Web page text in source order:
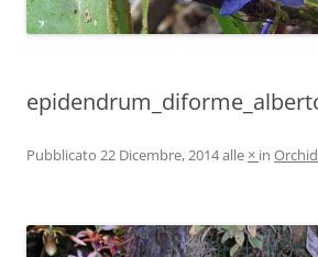
Pubblicato 22 Dicembre, 2014alle × in